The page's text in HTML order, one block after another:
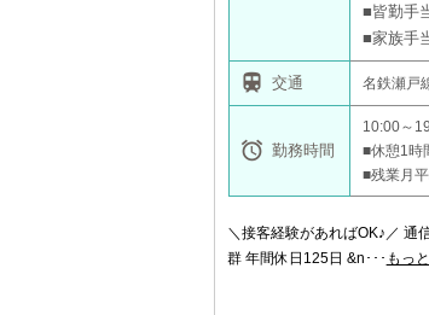
■皆勤手
■家族手
 交通 名鉄瀬戸
 勤務時間
10:00～
■休憩1時
■残業月
＼接客経験があればOK♪／
群 年間休日125日 &n･･･ もっ